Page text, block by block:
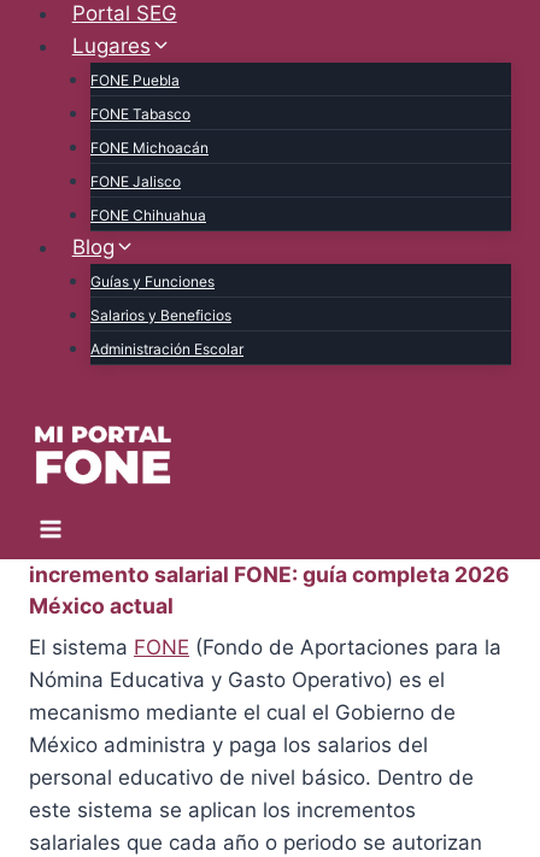
Portal SEG
Lugares
FONE Puebla
FONE Tabasco
FONE Michoacán
FONE Jalisco
FONE Chihuahua
Blog
Guías y Funciones
Salarios y Beneficios
Administración Escolar
incremento salarial FONE: guía completa 2026
México actual
El sistema FONE (Fondo de Aportaciones para la
Nómina Educativa y Gasto Operativo) es el
mecanismo mediante el cual el Gobierno de
México administra y paga los salarios del
personal educativo de nivel básico. Dentro de
este sistema se aplican los incrementos
salariales que cada año o periodo se autorizan